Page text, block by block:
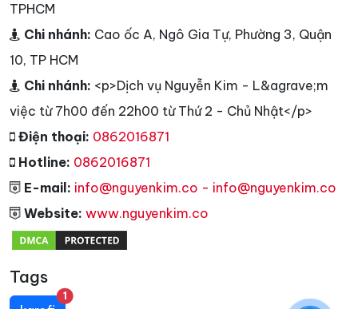
TPHCM
Chi nhánh: Cao ốc A, Ngô Gia Tự, Phường 3, Quận
10, TP HCM
Chi nhánh: <p>Dịch vụ Nguyễn Kim - L&agrave;m
việc từ 7h00 đến 22h00 từ Thứ 2 - Chủ Nhật</p>
Điện thoại: 0862016871
Hotline: 0862016871
E-mail: info@nguyenkim.co - info@nguyenkim.co
Website: www.nguyenkim.co
Tags
1unread messages